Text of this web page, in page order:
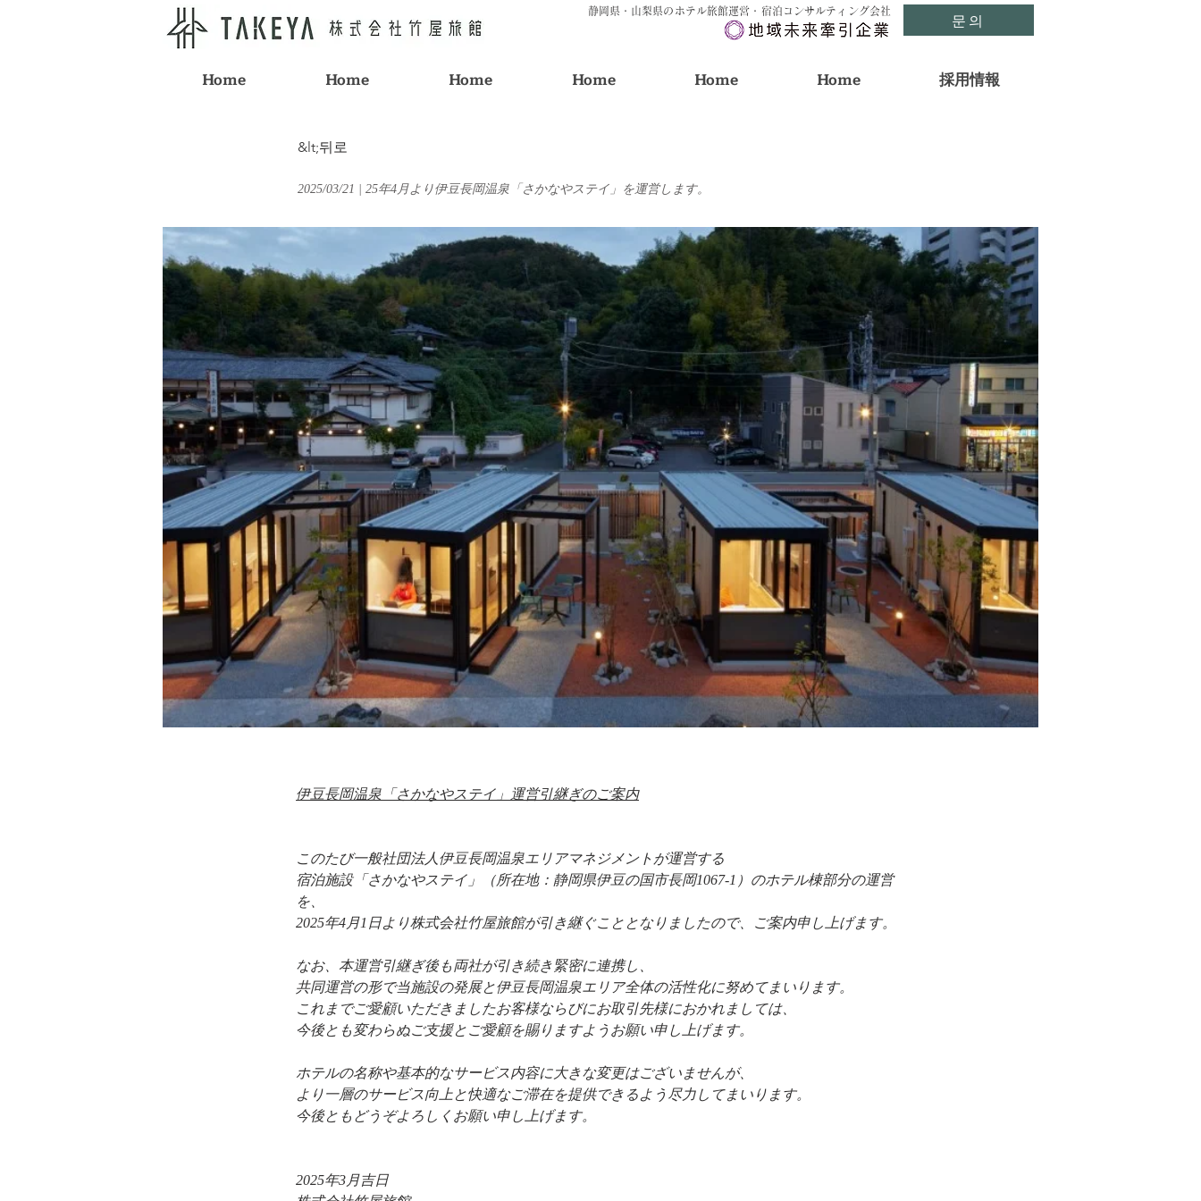
静岡県・山梨県のホテル旅館運営・宿泊コンサルティング会社
문의
Home Home Home Home Home Home 採用情報
&lt;뒤로
2025/03/21 | 25年4月より伊豆長岡温泉「さかなやステイ」を運営します。
伊豆長岡温泉「さかなやステイ」運営引継ぎのご案内
このたび一般社団法人伊豆長岡温泉エリアマネジメントが運営する
宿泊施設「さかなやステイ」（所在地：静岡県伊豆の国市長岡1067-1）のホテル棟部分の運営
を、
2025年4月1日より株式会社竹屋旅館が引き継ぐこととなりましたので、ご案内申し上げます。
なお、本運営引継ぎ後も両社が引き続き緊密に連携し、
共同運営の形で当施設の発展と伊豆長岡温泉エリア全体の活性化に努めてまいります。
これまでご愛顧いただきましたお客様ならびにお取引先様におかれましては、
今後とも変わらぬご支援とご愛顧を賜りますようお願い申し上げます。
ホテルの名称や基本的なサービス内容に大きな変更はございませんが、
より一層のサービス向上と快適なご滞在を提供できるよう尽力してまいります。
今後ともどうぞよろしくお願い申し上げます。
2025年3月吉日